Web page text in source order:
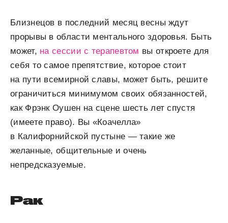
Близнецов в последний месяц весны ждут
прорывы в области ментального здоровья. Быть
может, на сессии с терапевтом вы откроете для
себя то самое препятствие, которое стоит
на пути всемирной славы, может быть, решите
ограничиться минимумом своих обязанностей,
как Фрэнк Оушен на сцене шесть лет спустя
(имеете право). Вы «Коачелла»
в Калифорнийской пустыне — такие же
желанные, общительные и очень
непредсказуемые.
Рак